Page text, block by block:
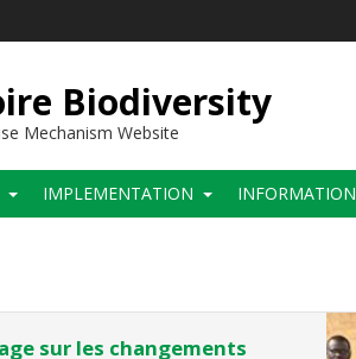
Biodiversity
Mechanism Website
IMPLEMENTATION INFORMATION
sur les changements